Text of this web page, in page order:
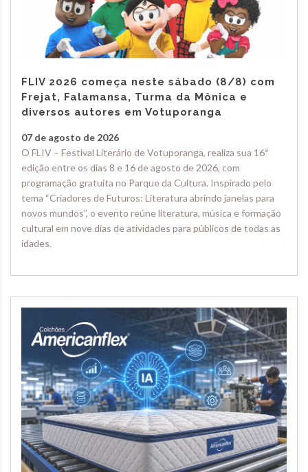
FLIV 2026 começa neste sábado (8/8) com
Frejat, Falamansa, Turma da Mônica e
diversos autores em Votuporanga
07 de agosto de 2026
O FLIV – Festival Literário de Votuporanga, realiza sua 16ª
edição entre os dias 8 e 16 de agosto de 2026, com
programação gratuita no Parque da Cultura. Inspirado pelo
tema “Criadores de Futuros: Literatura abrindo janelas para
novos mundos”, o evento reúne literatura, música e formação
cultural em nove dias de atividades para públicos de todas as
idades.